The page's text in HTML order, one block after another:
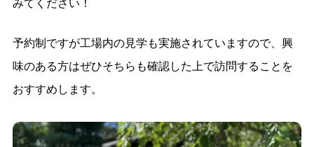
みてください！
予約制ですが工場内の見学も実施されていますので、興
味のある方はぜひそちらも確認した上で訪問することを
おすすめします。